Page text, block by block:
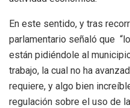
En este sentido, y tras
parlamentario señaló que
están pidiéndole al
trabajo, la cual no ha
requiere, y algo bien
regulación sobre el uso de